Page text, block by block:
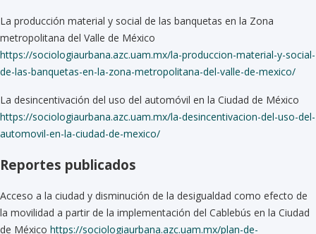
La producción material y social de las banquetas en la Zona
metropolitana del Valle de México
https://sociologiaurbana.azc.uam.mx/la-produccion-material-y-social-
de-las-banquetas-en-la-zona-metropolitana-del-valle-de-mexico/
La desincentivación del uso del automóvil en la Ciudad de México
https://sociologiaurbana.azc.uam.mx/la-desincentivacion-del-uso-del-
automovil-en-la-ciudad-de-mexico/
Reportes publicados
Acceso a la ciudad y disminución de la desigualdad como efecto de
la movilidad a partir de la implementación del Cablebús en la Ciudad
de México https://sociologiaurbana.azc.uam.mx/plan-de-